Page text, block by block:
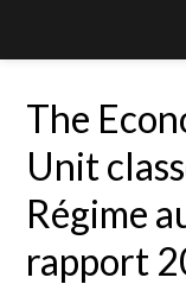
The
Unit
Régime
rapport